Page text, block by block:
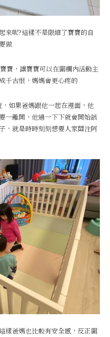
來呢?這樣不是限縮了寶寶的自
做
寶，讓寶寶可以在圍欄內活動主
千古恨，媽媽會更心疼的
如果爸媽跟他一起在裡面，他
一離開，他過一下下就會開始該
，就是時時刻刻想要人家關注阿
樣爸媽也比較有安全感，反正圍